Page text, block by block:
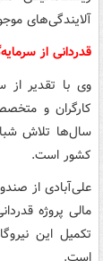
آلایندگی‌های
قدردانی از
وی با تقدیر از
کارگران و
سال‌ها تلاش
کشور است.
علی‌آبادی از
مالی پروژه
تکمیل این